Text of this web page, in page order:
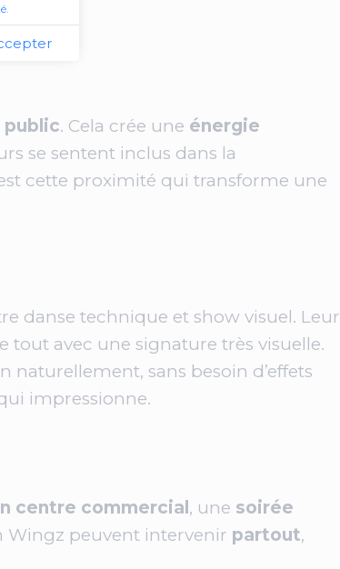
public. Cela crée une énergie
se sentent inclus dans la
cette proximité qui transforme une
danse technique et show visuel. Leur
tout avec une signature très visuelle.
naturellement, sans besoin d’effets
impressionne.
centre commercial , une soirée
Wingz peuvent intervenir partout,